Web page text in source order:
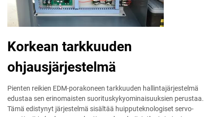
Korkean tarkkuuden
ohjausjärjestelmä
Pienten reikien EDM-porakoneen tarkkuuden hallintajärjestelmä
edustaa sen erinomaisten suorituskykyominaisuuksien perustaa.
Tämä edistynyt järjestelmä sisältää huipputeknologiset servo-